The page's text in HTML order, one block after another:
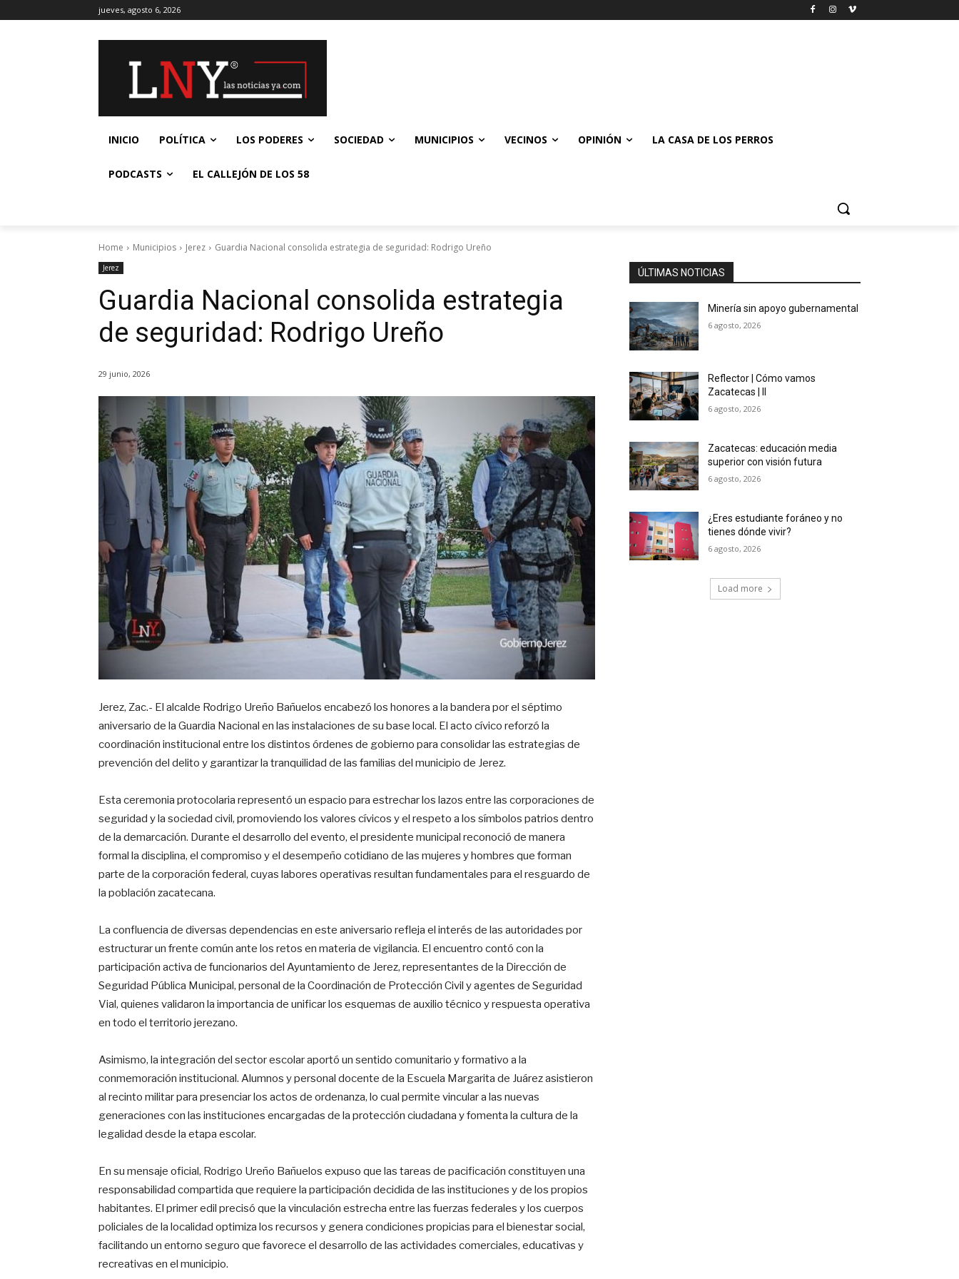
jueves, agosto 6, 2026
INICIO POLÍTICA LOS PODERES SOCIEDAD MUNICIPIOS VECINOS OPINIÓN LA CASA DE LOS PERROS
PODCASTS EL CALLEJÓN DE LOS 58
Home Municipios Jerez Guardia Nacional consolida estrategia de seguridad: Rodrigo Ureño
Jerez
Guardia Nacional consolida estrategia
de seguridad: Rodrigo Ureño
29 junio, 2026
Jerez, Zac.- El alcalde Rodrigo Ureño Bañuelos encabezó los honores a la bandera por el séptimo
aniversario de la Guardia Nacional en las instalaciones de su base local. El acto cívico reforzó la
coordinación institucional entre los distintos órdenes de gobierno para consolidar las estrategias de
prevención del delito y garantizar la tranquilidad de las familias del municipio de Jerez.
Esta ceremonia protocolaria representó un espacio para estrechar los lazos entre las corporaciones de
seguridad y la sociedad civil, promoviendo los valores cívicos y el respeto a los símbolos patrios dentro
de la demarcación. Durante el desarrollo del evento, el presidente municipal reconoció de manera
formal la disciplina, el compromiso y el desempeño cotidiano de las mujeres y hombres que forman
parte de la corporación federal, cuyas labores operativas resultan fundamentales para el resguardo de
la población zacatecana.
La confluencia de diversas dependencias en este aniversario refleja el interés de las autoridades por
estructurar un frente común ante los retos en materia de vigilancia. El encuentro contó con la
participación activa de funcionarios del Ayuntamiento de Jerez, representantes de la Dirección de
Seguridad Pública Municipal, personal de la Coordinación de Protección Civil y agentes de Seguridad
Vial, quienes validaron la importancia de unificar los esquemas de auxilio técnico y respuesta operativa
en todo el territorio jerezano.
Asimismo, la integración del sector escolar aportó un sentido comunitario y formativo a la
conmemoración institucional. Alumnos y personal docente de la Escuela Margarita de Juárez asistieron
al recinto militar para presenciar los actos de ordenanza, lo cual permite vincular a las nuevas
generaciones con las instituciones encargadas de la protección ciudadana y fomenta la cultura de la
legalidad desde la etapa escolar.
En su mensaje oficial, Rodrigo Ureño Bañuelos expuso que las tareas de pacificación constituyen una
responsabilidad compartida que requiere la participación decidida de las instituciones y de los propios
habitantes. El primer edil precisó que la vinculación estrecha entre las fuerzas federales y los cuerpos
policiales de la localidad optimiza los recursos y genera condiciones propicias para el bienestar social,
facilitando un entorno seguro que favorece el desarrollo de las actividades comerciales, educativas y
recreativas en el municipio.
ÚLTIMAS NOTICIAS
Minería sin apoyo gubernamental
6 agosto, 2026
Reflector | Cómo vamos
Zacatecas | II
6 agosto, 2026
Zacatecas: educación media
superior con visión futura
6 agosto, 2026
¿Eres estudiante foráneo y no
tienes dónde vivir?
6 agosto, 2026
Load more